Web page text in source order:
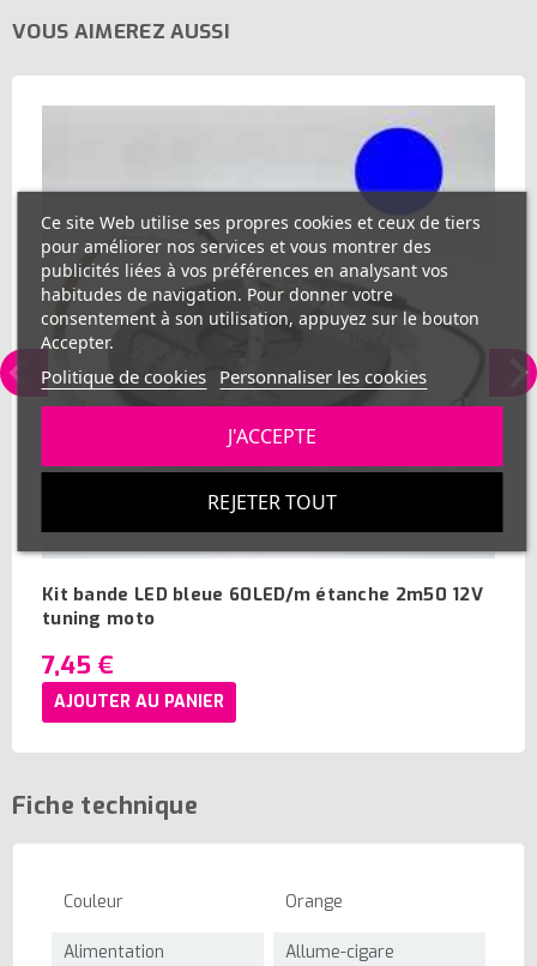
VOUS AIMEREZ AUSSI
Kit bande LED bleue 60LED/m étanche 2m50 12V
tuning moto
7,45 €
AJOUTER AU PANIER
Fiche technique
Couleur Orange
Alimentation Allume-cigare
Ce site Web utilise ses propres cookies et ceux de tiers
pour améliorer nos services et vous montrer des
publicités liées à vos préférences en analysant vos
habitudes de navigation. Pour donner votre
consentement à son utilisation, appuyez sur le bouton
Accepter.
Politique de cookies Personnaliser les cookies
REJETER TOUT
J'ACCEPTE